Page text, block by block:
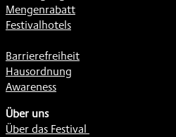
Mengenrabatt
Festivalhotels
Barrierefreiheit
Hausordnung
Awareness
Über uns
Über das Festival